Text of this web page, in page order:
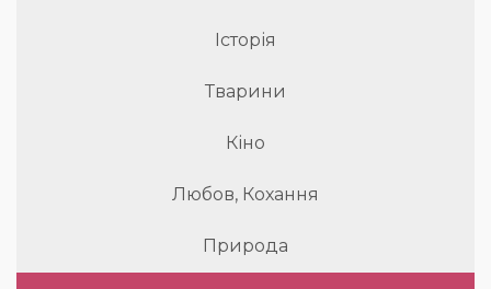
Історія
Тварини
Кіно
Любов, Кохання
Природа